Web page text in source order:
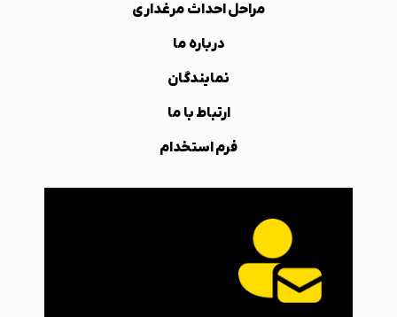
مراحل احداث مرغداری
درباره ما
نمایندگان
ارتباط با ما
فرم استخدام